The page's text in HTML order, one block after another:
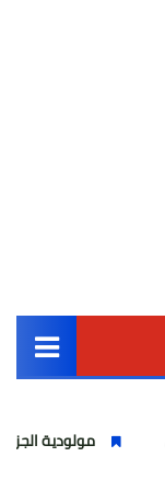
الجزائر يتعاقد